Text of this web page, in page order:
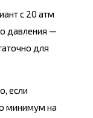
с 20 атм
давления —
для
если
минимум на